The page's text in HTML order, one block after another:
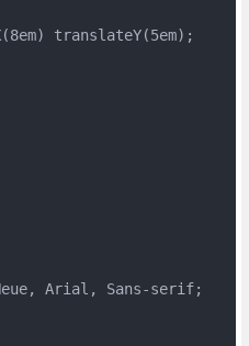
translateY(5em);
Arial, Sans-serif;